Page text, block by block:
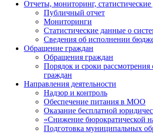
Отчеты, мониторинг,
Публичный отчет
Мониторинги
Статистические данные о
Сведения об исполнении
Обращение граждан
Обращения граждан
Порядок и сроки
граждан
Направления деятельности
Надзор и контроль
Обеспечение питания в МОО
Оказание бесплатной
«Снижение бюрократической
Подготовка муниципальных